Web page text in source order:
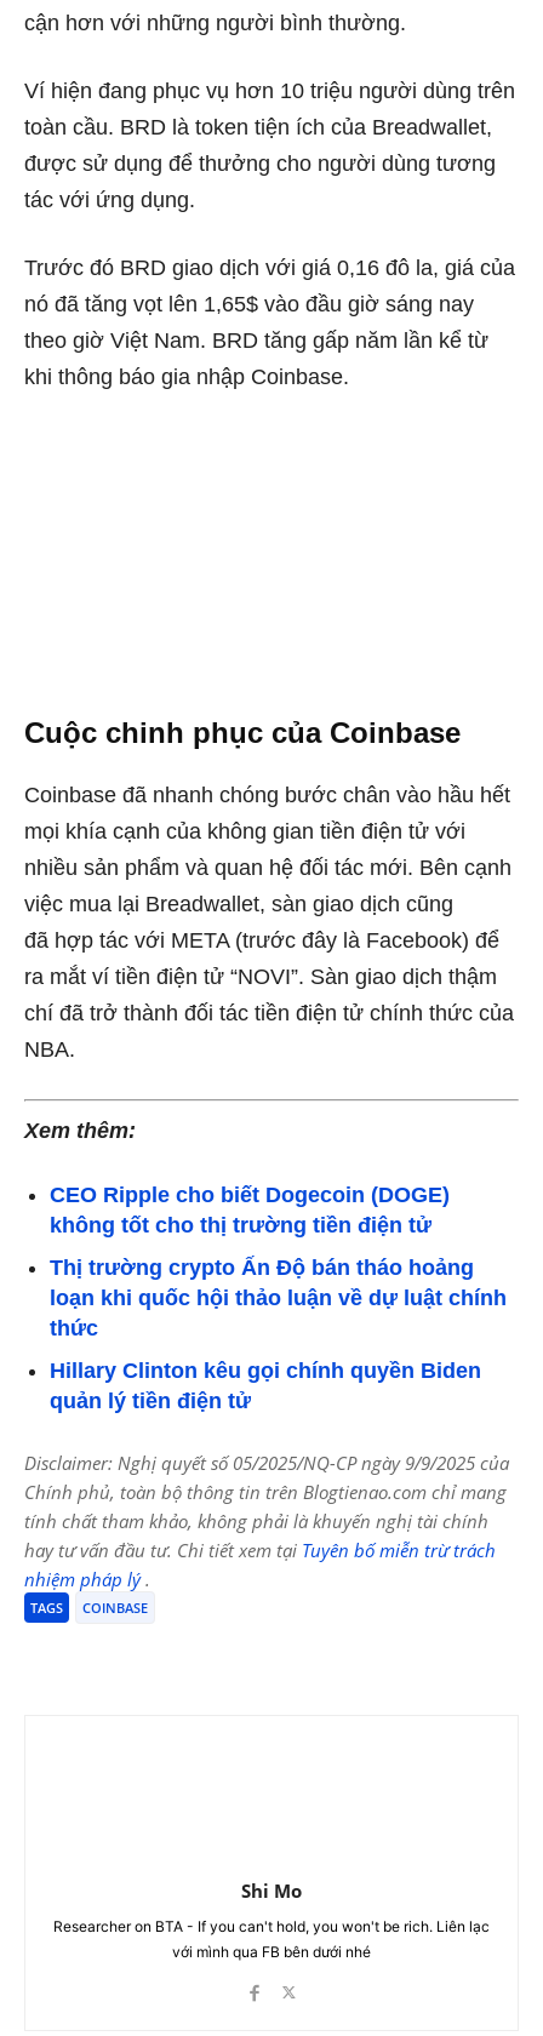
cận hơn với những người bình thường.
Ví hiện đang phục vụ hơn 10 triệu người dùng trên
toàn cầu. BRD là token tiện ích của Breadwallet,
được sử dụng để thưởng cho người dùng tương
tác với ứng dụng.
Trước đó BRD giao dịch với giá 0,16 đô la, giá của
nó đã tăng vọt lên 1,65$ vào đầu giờ sáng nay
theo giờ Việt Nam. BRD tăng gấp năm lần kể từ
khi thông báo gia nhập Coinbase.
Cuộc chinh phục của Coinbase
Coinbase đã nhanh chóng bước chân vào hầu hết
mọi khía cạnh của không gian tiền điện tử với
nhiều sản phẩm và quan hệ đối tác mới. Bên cạnh
việc mua lại Breadwallet, sàn giao dịch cũng
đã hợp tác với META (trước đây là Facebook) để
ra mắt ví tiền điện tử “NOVI”. Sàn giao dịch thậm
chí đã trở thành đối tác tiền điện tử chính thức của
NBA.
Xem thêm:
CEO Ripple cho biết Dogecoin (DOGE)
không tốt cho thị trường tiền điện tử
Thị trường crypto Ấn Độ bán tháo hoảng
loạn khi quốc hội thảo luận về dự luật chính
thức
Hillary Clinton kêu gọi chính quyền Biden
quản lý tiền điện tử
Disclaimer: Nghị quyết số 05/2025/NQ-CP ngày 9/9/2025 của
Chính phủ, toàn bộ thông tin trên Blogtienao.com chỉ mang
tính chất tham khảo, không phải là khuyến nghị tài chính
hay tư vấn đầu tư. Chi tiết xem tại Tuyên bố miễn trừ trách
nhiệm pháp lý.
TAGS COINBASE
Shi Mo
Researcher on BTA - If you can't hold, you won't be rich. Liên lạc
với mình qua FB bên dưới nhé